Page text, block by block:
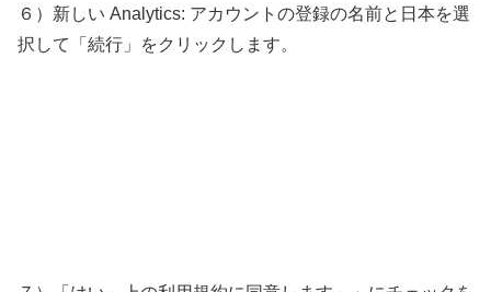
６）新しい Analytics: アカウントの登録の名前と日本を選
択して「続行」をクリックします。